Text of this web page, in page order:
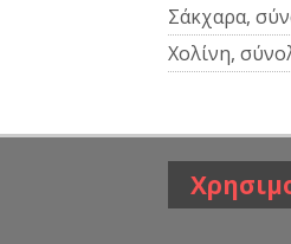
Σάκχαρα,
Χολίνη,